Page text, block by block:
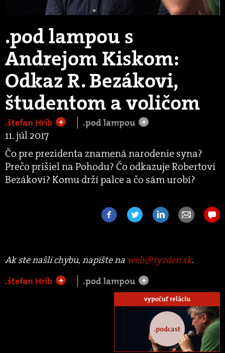
.pod lampou s
Andrejom Kiskom:
Odkaz R. Bezákovi,
študentom a voličom
.štefan Hríb + .pod lampou +
11. júl 2017
Čo pre prezidenta znamená narodenie syna?
Prečo prišiel na Pohodu? Čo odkazuje Robertovi
Bezákovi? Komu drží palce a čo sám urobí?
Ak ste našli chybu, napíšte na web@tyzden.sk.
.štefan Hríb
+ .pod lampou +
vypočuť reláciu
.podcast